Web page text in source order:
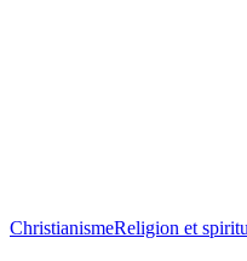
ChristianismeReligion et